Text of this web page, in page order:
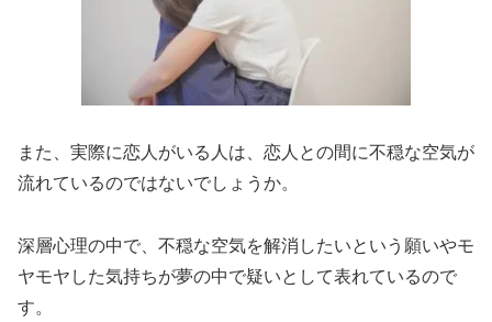
また、実際に恋人がいる人は、恋人との間に不穏な空気が
流れているのではないでしょうか。
深層心理の中で、不穏な空気を解消したいという願いやモ
ヤモヤした気持ちが夢の中で疑いとして表れているので
す。